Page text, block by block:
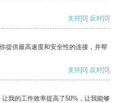
支持[0] 反对[0]
提供最高速度和安全性的连接，并帮
支持[0] 反对[0]
我的工作效率提高了50%，让我能够